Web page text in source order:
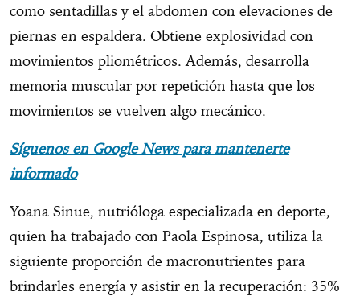
como sentadillas y el abdomen con elevaciones de
piernas en espaldera. Obtiene explosividad con
movimientos pliométricos. Además, desarrolla
memoria muscular por repetición hasta que los
movimientos se vuelven algo mecánico.
Síguenos en Google News para mantenerte
informado
Yoana Sinue, nutrióloga especializada en deporte,
quien ha trabajado con Paola Espinosa, utiliza la
siguiente proporción de macronutrientes para
brindarles energía y asistir en la recuperación: 35%